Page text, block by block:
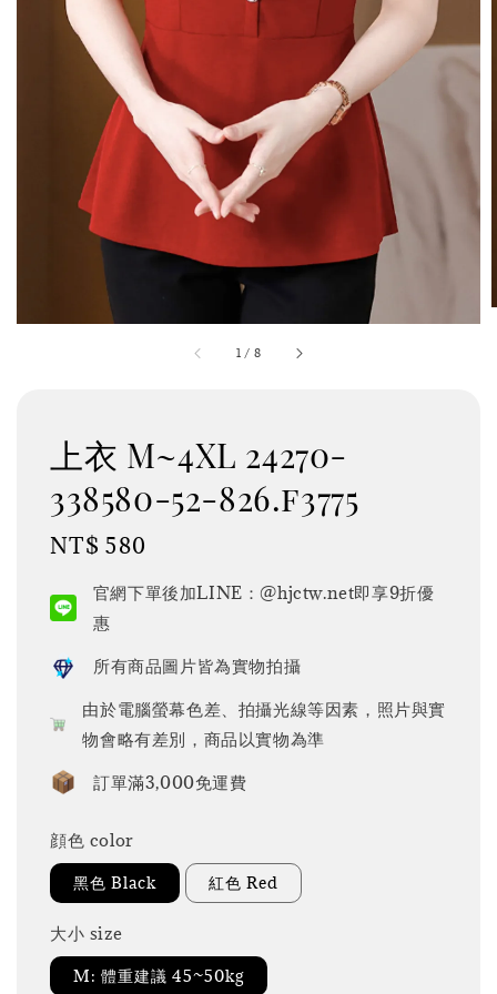
1 / 8
上衣 M~4XL 24270-
338580-52-826.f3775
Regular
NT$ 580
官網下單後加LINE：@hjctw.net即享9折優
惠
所有商品圖片皆為實物拍攝
由於電腦螢幕色差、拍攝光線等因素，照片與實
物會略有差別，商品以實物為準
訂單滿3,000免運費
顔色 color
黑色 Black 紅色 Red
大小 size
M: 體重建議 45~50kg